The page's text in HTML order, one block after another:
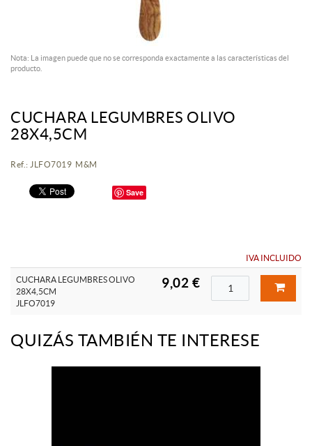
Nota: La imagen puede que no se corresponda exactamente a las características del
producto.
CUCHARA LEGUMBRES OLIVO
28X4,5CM
Ref.: JLFO7019 M&M
Save
IVA INCLUIDO
CUCHARA LEGUMBRES OLIVO
28X4,5CM
JLFO7019
9,02 €
QUIZÁS TAMBIÉN TE INTERESE